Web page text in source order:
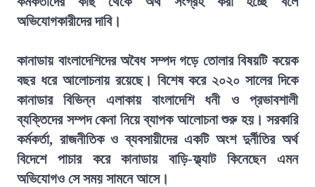
অভিযোগকারীদের দাবি।
কানাডায় বাংলাদেশিদের অবৈধ সম্পদ গড়ে তোলার বিষয়টি কয়েক
বছর ধরে আলোচনায় রয়েছে। বিশেষ করে ২০২০ সালের দিকে
কানাডার বিভিন্ন এলাকায় বাংলাদেশি ধনী ও প্রভাবশালী
ব্যক্তিদের সম্পদ কেনা নিয়ে ব্যাপক আলোচনা শুরু হয়। সরকারি
কর্মকর্তা, রাজনীতিক ও ব্যবসায়ীদের একটি অংশ দুর্নীতির অর্থ
বিদেশে পাচার করে কানাডায় বাড়ি-ফ্ল্যাট কিনেছেন এমন
অভিযোগও সে সময় সামনে আসে।